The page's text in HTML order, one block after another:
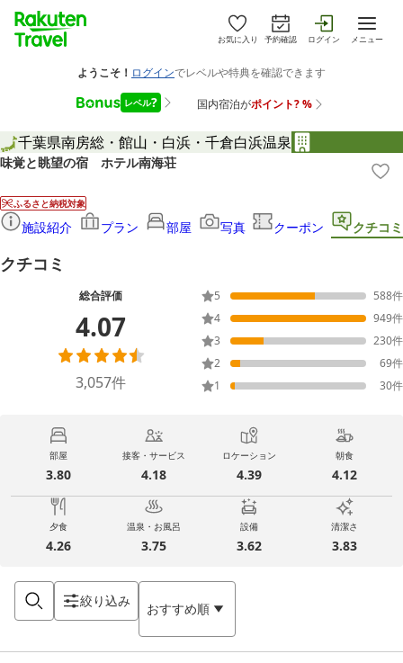
お気に入り 予約確認 ログイン メニュー
千葉県南房総・館山・白浜・千倉白浜温泉
味覚と眺望の宿 ホテル南海荘
ふるさと納税対象
施設紹介 プラン 部屋 写真 クーポン クチコミ
クチコミ
総合評価
4.07
3,057件
5 588件
4
949件
3
230件
2
69件
1
30件
部屋
3.80
接客・サービス
4.18
ロケーション
4.39
朝食
4.12
夕食
4.26
温泉・お風呂
3.75
設備
3.62
清潔さ
3.83
絞り込み おすすめ順